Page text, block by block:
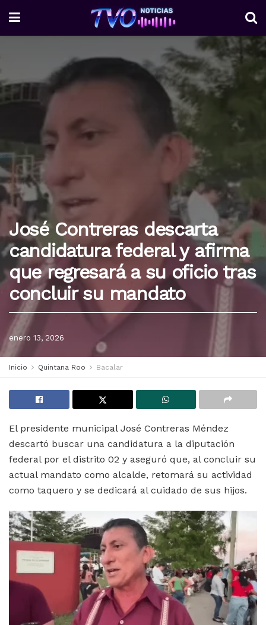
José Contreras descarta
candidatura federal y afirma
que regresará a su oficio tras
concluir su mandato
enero 13, 2026
Inicio Quintana Roo Bacalar
El presidente municipal José Contreras Méndez
descartó buscar una candidatura a la diputación
federal por el distrito 02 y aseguró que, al concluir su
actual mandato como alcalde, retomará su actividad
como taquero y se dedicará al cuidado de sus hijos.